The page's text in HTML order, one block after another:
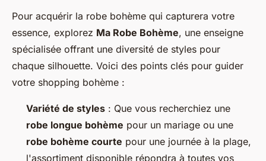
Pour acquérir la robe bohème qui capturera votre
essence, explorez Ma Robe Bohème, une enseigne
spécialisée offrant une diversité de styles pour
chaque silhouette. Voici des points clés pour guider
votre shopping bohème :
Variété de styles : Que vous recherchiez une
robe longue bohème pour un mariage ou une
robe bohème courte pour une journée à la plage,
l'assortiment disponible répondra à toutes vos